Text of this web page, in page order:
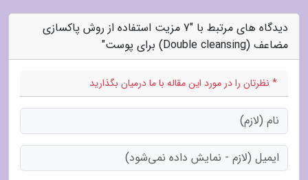
دیدگاه های مرتبط با "7 مزیت استفاده از روش پاکسازی
مضاعف (Double cleansing) برای پوست"
* نظرتان را در مورد این مقاله با ما درمیان بگذارید